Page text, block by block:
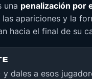
una penalización por
apariciones y la
hacia el final de su
y dales a esos